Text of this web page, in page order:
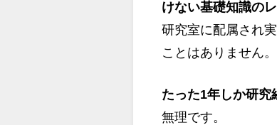
けない基礎知識の
研究室に配属され
ことはありません。
たった1年しか研究
無理です。